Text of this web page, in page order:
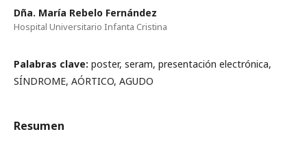
Dña. María Rebelo Fernández
Hospital Universitario Infanta Cristina
Palabras clave: poster, seram, presentación electrónica,
SÍNDROME, AÓRTICO, AGUDO
Resumen